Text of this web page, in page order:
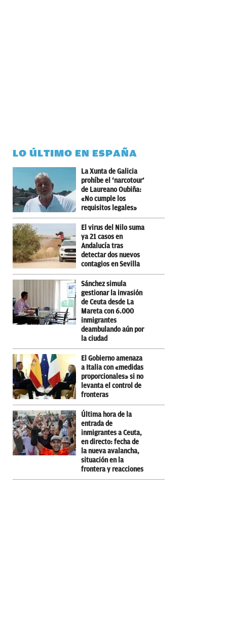
LO ÚLTIMO EN ESPAÑA
La Xunta de Galicia
prohíbe el ‘narcotour’
de Laureano Oubiña:
«No cumple los
requisitos legales»
El virus del Nilo suma
ya 21 casos en
Andalucía tras
detectar dos nuevos
contagios en Sevilla
Sánchez simula
gestionar la invasión
de Ceuta desde La
Mareta con 6.000
inmigrantes
deambulando aún por
la ciudad
El Gobierno amenaza
a Italia con «medidas
proporcionales» si no
levanta el control de
fronteras
Última hora de la
entrada de
inmigrantes a Ceuta,
en directo: fecha de
la nueva avalancha,
situación en la
frontera y reacciones